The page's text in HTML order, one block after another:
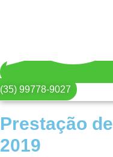
(35) 99778-9027
Prestação
2019